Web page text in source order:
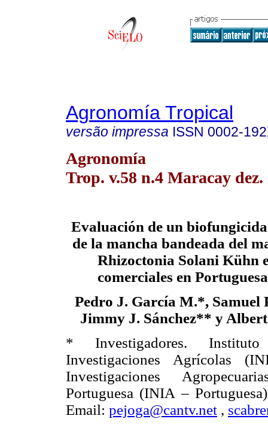
Agronomía Tropical
versão impressa ISSN 0002-
Agronomía
Trop. v.58 n.4 Maracay dez.
Evaluación de un
de la mancha bandeada del
Rhizoctonia Solani Kühn
comerciales en
Pedro J. García M.*, Samuel
Jimmy J. Sánchez** y
* Investigadores.
Investigaciones Agrícolas
Investigaciones
Portuguesa (INIA –
Email: pejoga@cantv.net ,